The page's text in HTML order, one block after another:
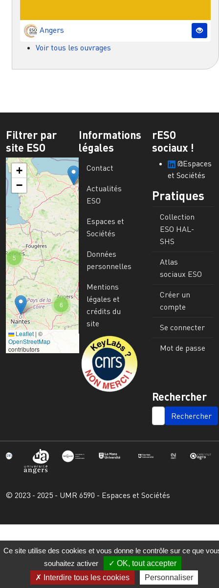
Angers
Voir tous les ouvrages
Filtrer par
site ESO
6
5
+
−
Leaflet | ©
OpenStreetMap
contributors
Informations
légales
Contact
Actualités
ESO
Espaces et
Sociétés
Données
personnelles
Mentions
légales et
crédits du
site
Image
rESO
sociaux !
@Espaces
et Sociétés
Pratiques
Collection
ESO HAL-
SHS
Atlas
sociaux ESO
Créer un
compte
Se connecter
Mot de passe
Rechercher
SEARCH
© 2023 - 2025 - UMR 6590 - Espaces et Sociétés
Ce site utilise des cookies et vous donne le contrôle sur ce que
souhaitez activer
OK, tout accepter
Interdire tous les cookies
Personnaliser